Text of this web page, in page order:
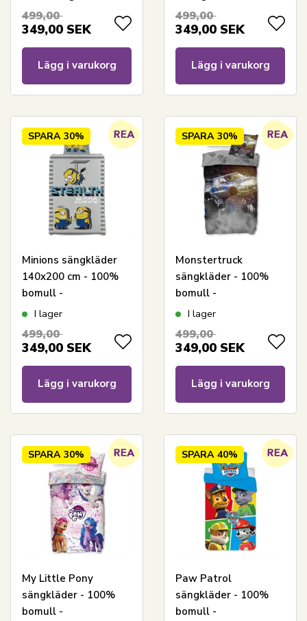
499,00
349,00 SEK
Lägg i varukorg
499,00
349,00 SEK
Lägg i varukorg
SPARA 30%
Minions sängkläder
140x200 cm - 100%
bomull -
Barnsängkläder
I lager
499,00
349,00 SEK
Lägg i varukorg
SPARA 30%
Monstertruck
sängkläder - 100%
bomull -
Barnsängkläder
I lager
499,00
349,00 SEK
Lägg i varukorg
SPARA 30%
My Little Pony
sängkläder - 100%
bomull -
SPARA 40%
Paw Patrol
sängkläder - 100%
bomull -